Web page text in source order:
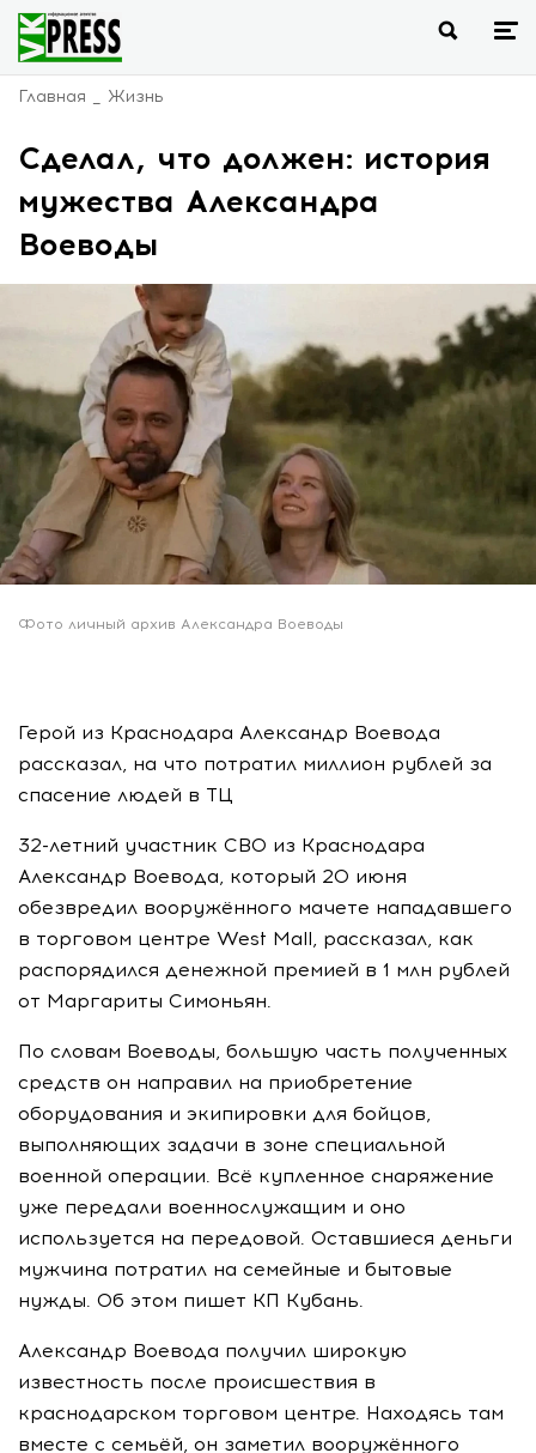
Главная Жизнь
Сделал, что должен: история
мужества Александра
Воеводы
Фото личный архив Александра Воеводы
Герой из Краснодара Александр Воевода
рассказал, на что потратил миллион рублей за
спасение людей в ТЦ
32-летний участник СВО из Краснодара
Александр Воевода, который 20 июня
обезвредил вооружённого мачете нападавшего
в торговом центре West Mall, рассказал, как
распорядился денежной премией в 1 млн рублей
от Маргариты Симоньян.
По словам Воеводы, большую часть полученных
средств он направил на приобретение
оборудования и экипировки для бойцов,
выполняющих задачи в зоне специальной
военной операции. Всё купленное снаряжение
уже передали военнослужащим и оно
используется на передовой. Оставшиеся деньги
мужчина потратил на семейные и бытовые
нужды. Об этом пишет КП Кубань.
Александр Воевода получил широкую
известность после происшествия в
краснодарском торговом центре. Находясь там
вместе с семьёй, он заметил вооружённого